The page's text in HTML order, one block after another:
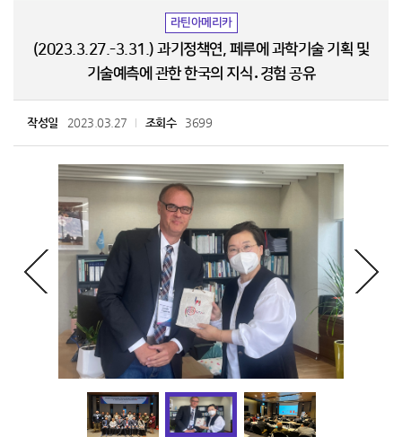
라틴아메리카
(2023.3.27.-3.31.) 과기정책연, 페루에 과학기술 기획 및
기술예측에 관한 한국의 지식․경험 공유
작성일 2023.03.27 조회수 3699